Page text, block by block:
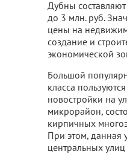
Дубны
до 3 млн. руб.
цены на
создание и
экономической
Большой
класса
новостройки на
микрорайон,
кирпичных
При этом, данная
центральных